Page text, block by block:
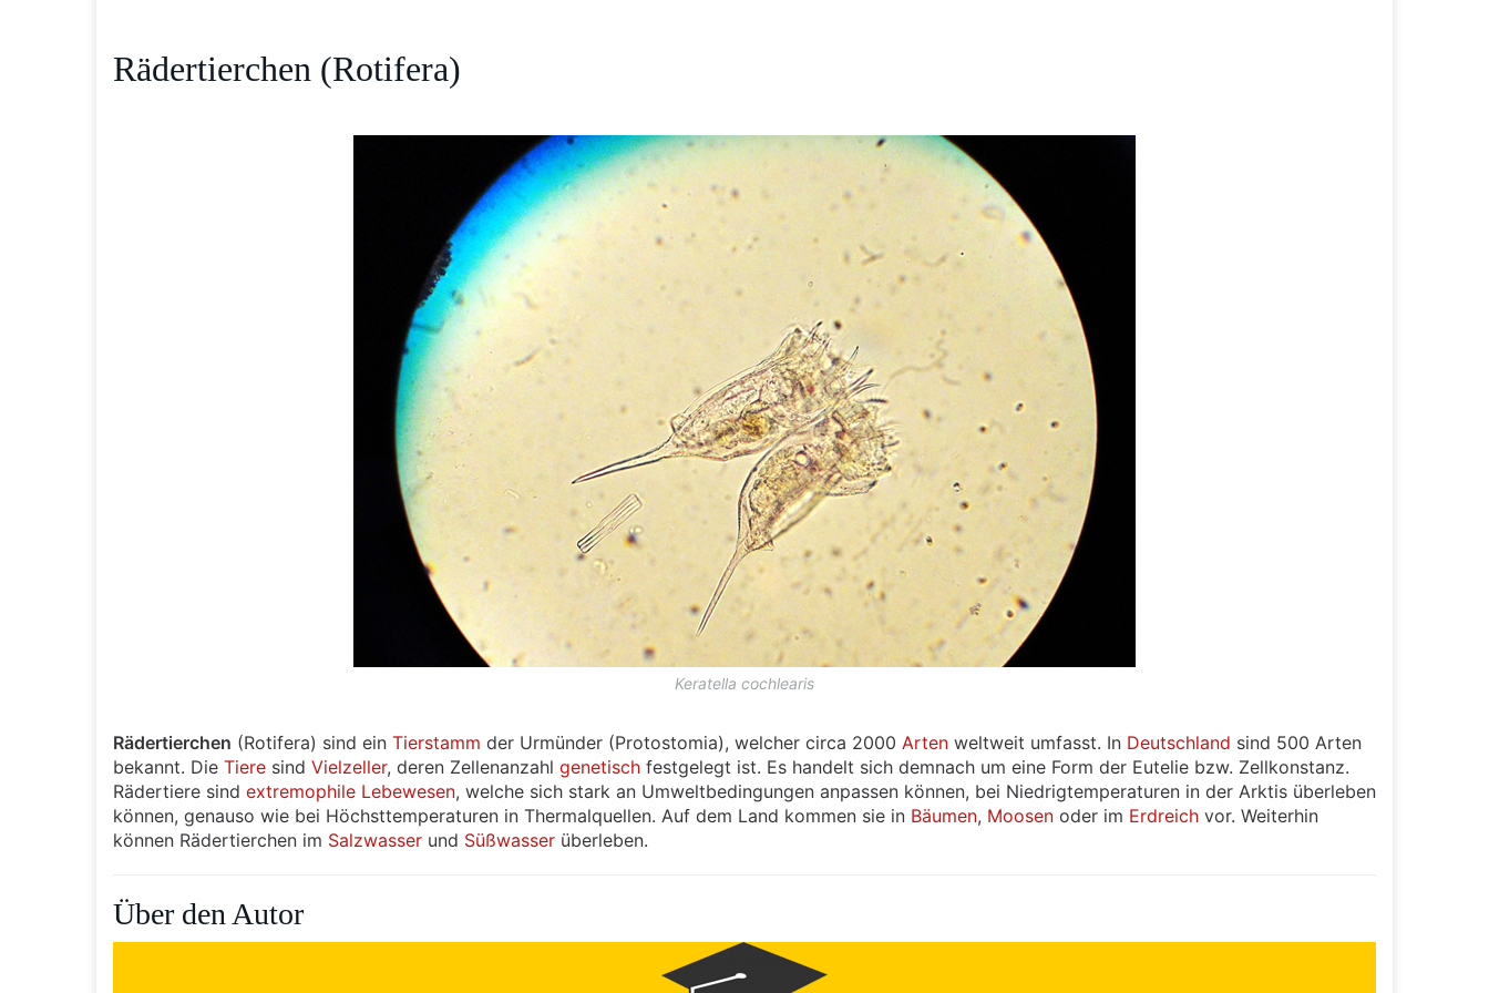
Rädertierchen (Rotifera)
Keratella cochlearis
Rädertierchen (Rotifera) sind ein Tierstamm der Urmünder (Protostomia), welcher circa 2000 Arten weltweit umfasst. In Deutschland sind 500 Arten
bekannt. Die Tiere sind Vielzeller, deren Zellenanzahl genetisch festgelegt ist. Es handelt sich demnach um eine Form der Eutelie bzw. Zellkonstanz.
Rädertiere sind extremophile Lebewesen, welche sich stark an Umweltbedingungen anpassen können, bei Niedrigtemperaturen in der Arktis überleben
können, genauso wie bei Höchsttemperaturen in Thermalquellen. Auf dem Land kommen sie in Bäumen, Moosen oder im Erdreich vor. Weiterhin
können Rädertierchen im Salzwasser und Süßwasser überleben.
Über den Autor